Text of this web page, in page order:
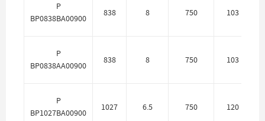
P
BP0838BA00900
838 8 750 103
P
BP0838AA00900
838 8 750 103
P
BP1027BA00900
1027 6.5 750 120